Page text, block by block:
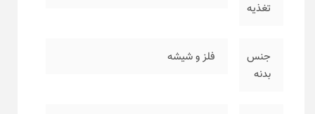
تغذیه
جنس
بدنه
فلز و شیشه